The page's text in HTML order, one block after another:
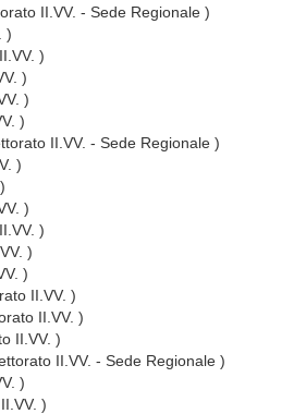
II.VV. - Sede Regionale )
)
)
)
)
)
II.VV. - Sede Regionale )
)
)
)
)
)
II.VV. )
II.VV. )
II.VV. )
II.VV. - Sede Regionale )
)
)